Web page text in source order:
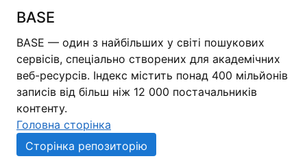
BASE
BASE — один з найбільших у світі пошукових
сервісів, спеціально створених для академічних
веб-ресурсів. Індекс містить понад 400 мільйонів
записів від більш ніж 12 000 постачальників
контенту.
Головна сторінка
Сторінка репозиторію